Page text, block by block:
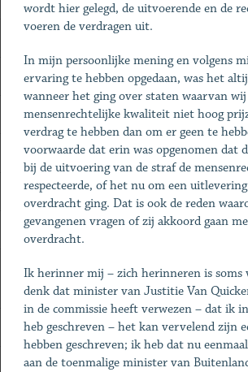
wordt hier gelegd, de uitvoerende en de
voeren de verdragen uit.
In mijn persoonlijke mening en volgens
ervaring te hebben opgedaan, was het
wanneer het ging over staten waarvan wij
mensenrechtelijke kwaliteit niet hoog
verdrag te hebben dan om er geen te
voorwaarde dat erin was opgenomen dat
bij de uitvoering van de straf de
respecteerde, of het nu om een
overdracht ging. Dat is ook de reden
gevangenen vragen of zij akkoord gaan
overdracht.
Ik herinner mij – zich herinneren is soms
denk dat minister van Justitie Van
in de commissie heeft verwezen – dat ik
heb geschreven – het kan vervelend zijn
hebben geschreven; ik heb dat nu
aan de toenmalige minister van